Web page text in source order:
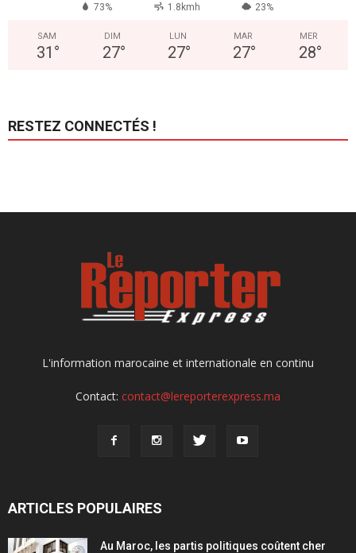
73% 1.8kmh 23%
SAM
31 °
DIM
27°
LUN
27°
MAR
27°
MER
28°
RESTEZ CONNECTÉS !
L'information marocaine et internationale en continu
Contact: contact@lereporterexpress.ma
ARTICLES POPULAIRES
Au Maroc, les partis politiques coûtent cher